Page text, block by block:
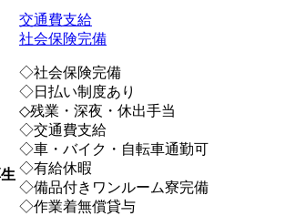
交通費支給
社会保険完備
◇社会保険完備
◇日払い制度あり
◇残業・深夜・休出手当
◇交通費支給
◇車・バイク・自転車通勤可
◇有給休暇
◇備品付きワンルーム寮完備
◇作業着無償貸与